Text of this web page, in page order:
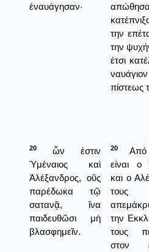
ἐναυάγησαν·
την
την
έτσι
πίστεως
20
ὧν ἐστιν
Ὑμέναιος καὶ
Ἀλέξανδρος, οὓς
παρέδωκα τῷ
σατανᾷ, ἵνα
παιδευθῶσι μὴ
βλασφημεῖν.
20
Από
είναι ο
και ο
τους
την
τους
στον